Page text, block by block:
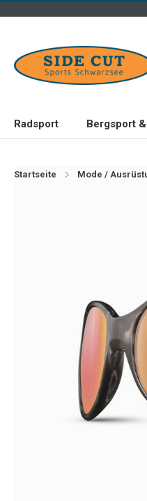
Radsport Bergsport
Startseite Mode /